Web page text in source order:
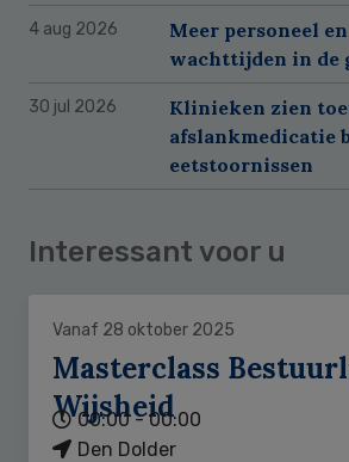
4 aug 2026
Meer personeel
wachttijden in de
30 jul 2026
Klinieken zien
afslankmedicatie
eetstoornissen
Interessant voor u
Vanaf 28 oktober 2025
Masterclass
Wijsheid
00:00 - 00:00
Den Dolder